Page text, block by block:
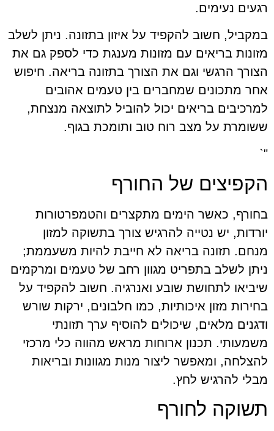
רגעים נעימים.
במקביל, חשוב להקפיד על איזון בתזונה. ניתן לשלב
מזונות בריאים עם מזונות מענגת כדי לספק גם את
הצורך הרגשי וגם את הצורך בתזונה בריאה. חיפוש
אחר מתכונים שמחברים בין טעמים אהובים
למרכיבים בריאים יכול להוביל לתוצאה מנצחת,
ששומרת על מצב רוח טוב ותומכת בגוף.
"`
הקפיצים של החורף
בחורף, כאשר הימים מתקצרים והטמפרטורות
יורדות, יש נטייה להרגיש צורך בתשוקה למזון
מנחם. תזונה בריאה לא חייבת להיות משעממת;
ניתן לשלב בתפריט מגוון רחב של טעמים ומרקמים
שיביאו לתחושת שובע ואנרגיה. חשוב להקפיד על
בחירות מזון איכותיות, כמו חלבונים, ירקות שורש
ודגנים מלאים, שיכולים להוסיף ערך תזונתי
משמעותי. תכנון ארוחות מראש מהווה כלי מרכזי
להצלחה, ומאפשר ליצור מנות מגוונות ובריאות
מבלי להרגיש לחץ.
תשוקה לחורף